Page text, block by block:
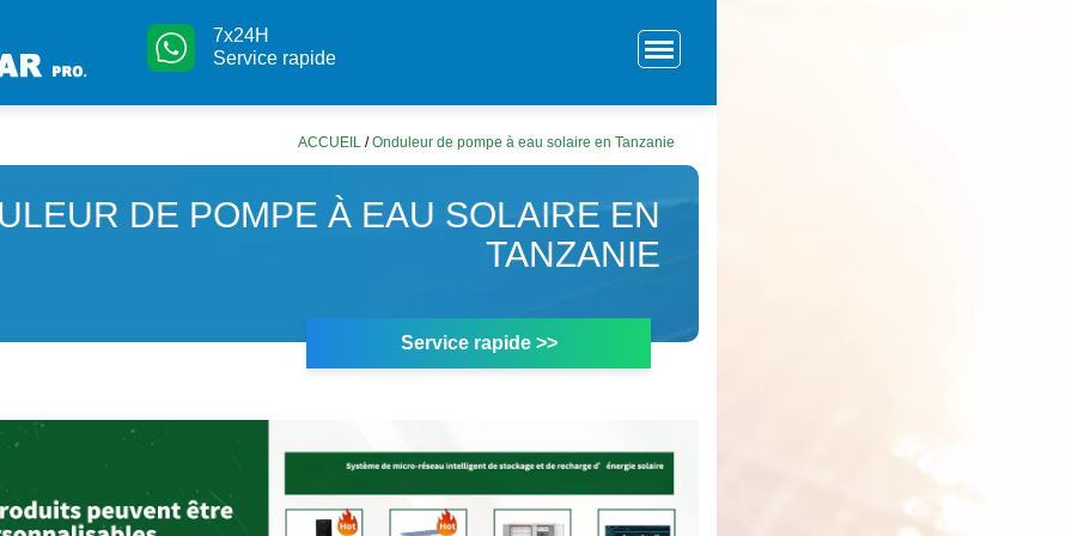
7x24H
Service rapide
ACCUEIL /Onduleur de pompe à eau solaire en Tanzanie
DE POMPE À EAU SOLAIRE EN
TANZANIE
Service rapide >>